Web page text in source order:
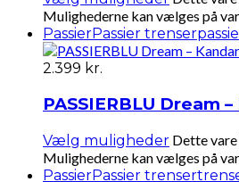
Mulighederne kan vælges på
PassierPassier trenser
2.399 kr.
PASSIERBLU Dream
Vælg muligheder Dette
Mulighederne kan vælges på
PassierPassier trenser